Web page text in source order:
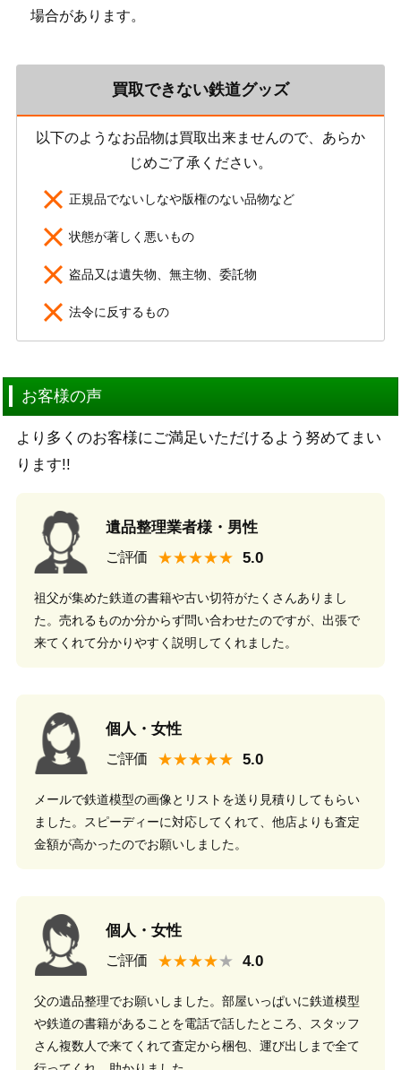
場合があります。
買取できない鉄道グッズ
以下のようなお品物は買取出来ませんので、あらか
じめご了承ください。
正規品でないしなや版権のない品物など
状態が著しく悪いもの
盗品又は遺失物、無主物、委託物
法令に反するもの
お客様の声
より多くのお客様にご満足いただけるよう努めてまい
ります!!
遺品整理業者様・男性
ご評価 ★★★★★
祖父が集めた鉄道の書籍や古い切符がたくさんありまし
た。売れるものか分からず問い合わせたのですが、出張で
来てくれて分かりやすく説明してくれました。
個人・女性
ご評価 ★★★★★
メールで鉄道模型の画像とリストを送り見積りしてもらい
ました。スピーディーに対応してくれて、他店よりも査定
金額が高かったのでお願いしました。
個人・女性
ご評価 ★★★★
父の遺品整理でお願いしました。部屋いっぱいに鉄道模型
や鉄道の書籍があることを電話で話したところ、スタッフ
さん複数人で来てくれて査定から梱包、運び出しまで全て